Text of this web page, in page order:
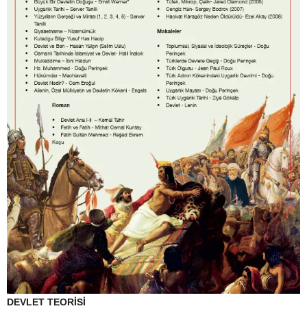
DEVLET TEORİSİ